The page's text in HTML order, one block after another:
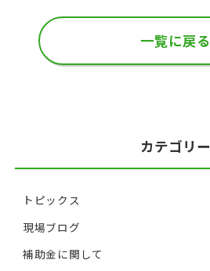
一覧に戻る
カテゴリー
トピックス
現場ブログ
補助金に関して